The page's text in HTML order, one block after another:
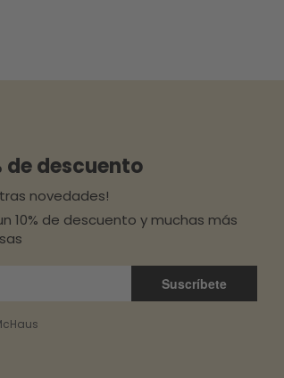
de descuento
novedades!
10% de descuento y muchas más
Suscríbete